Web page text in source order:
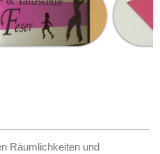
Räumlichkeiten und